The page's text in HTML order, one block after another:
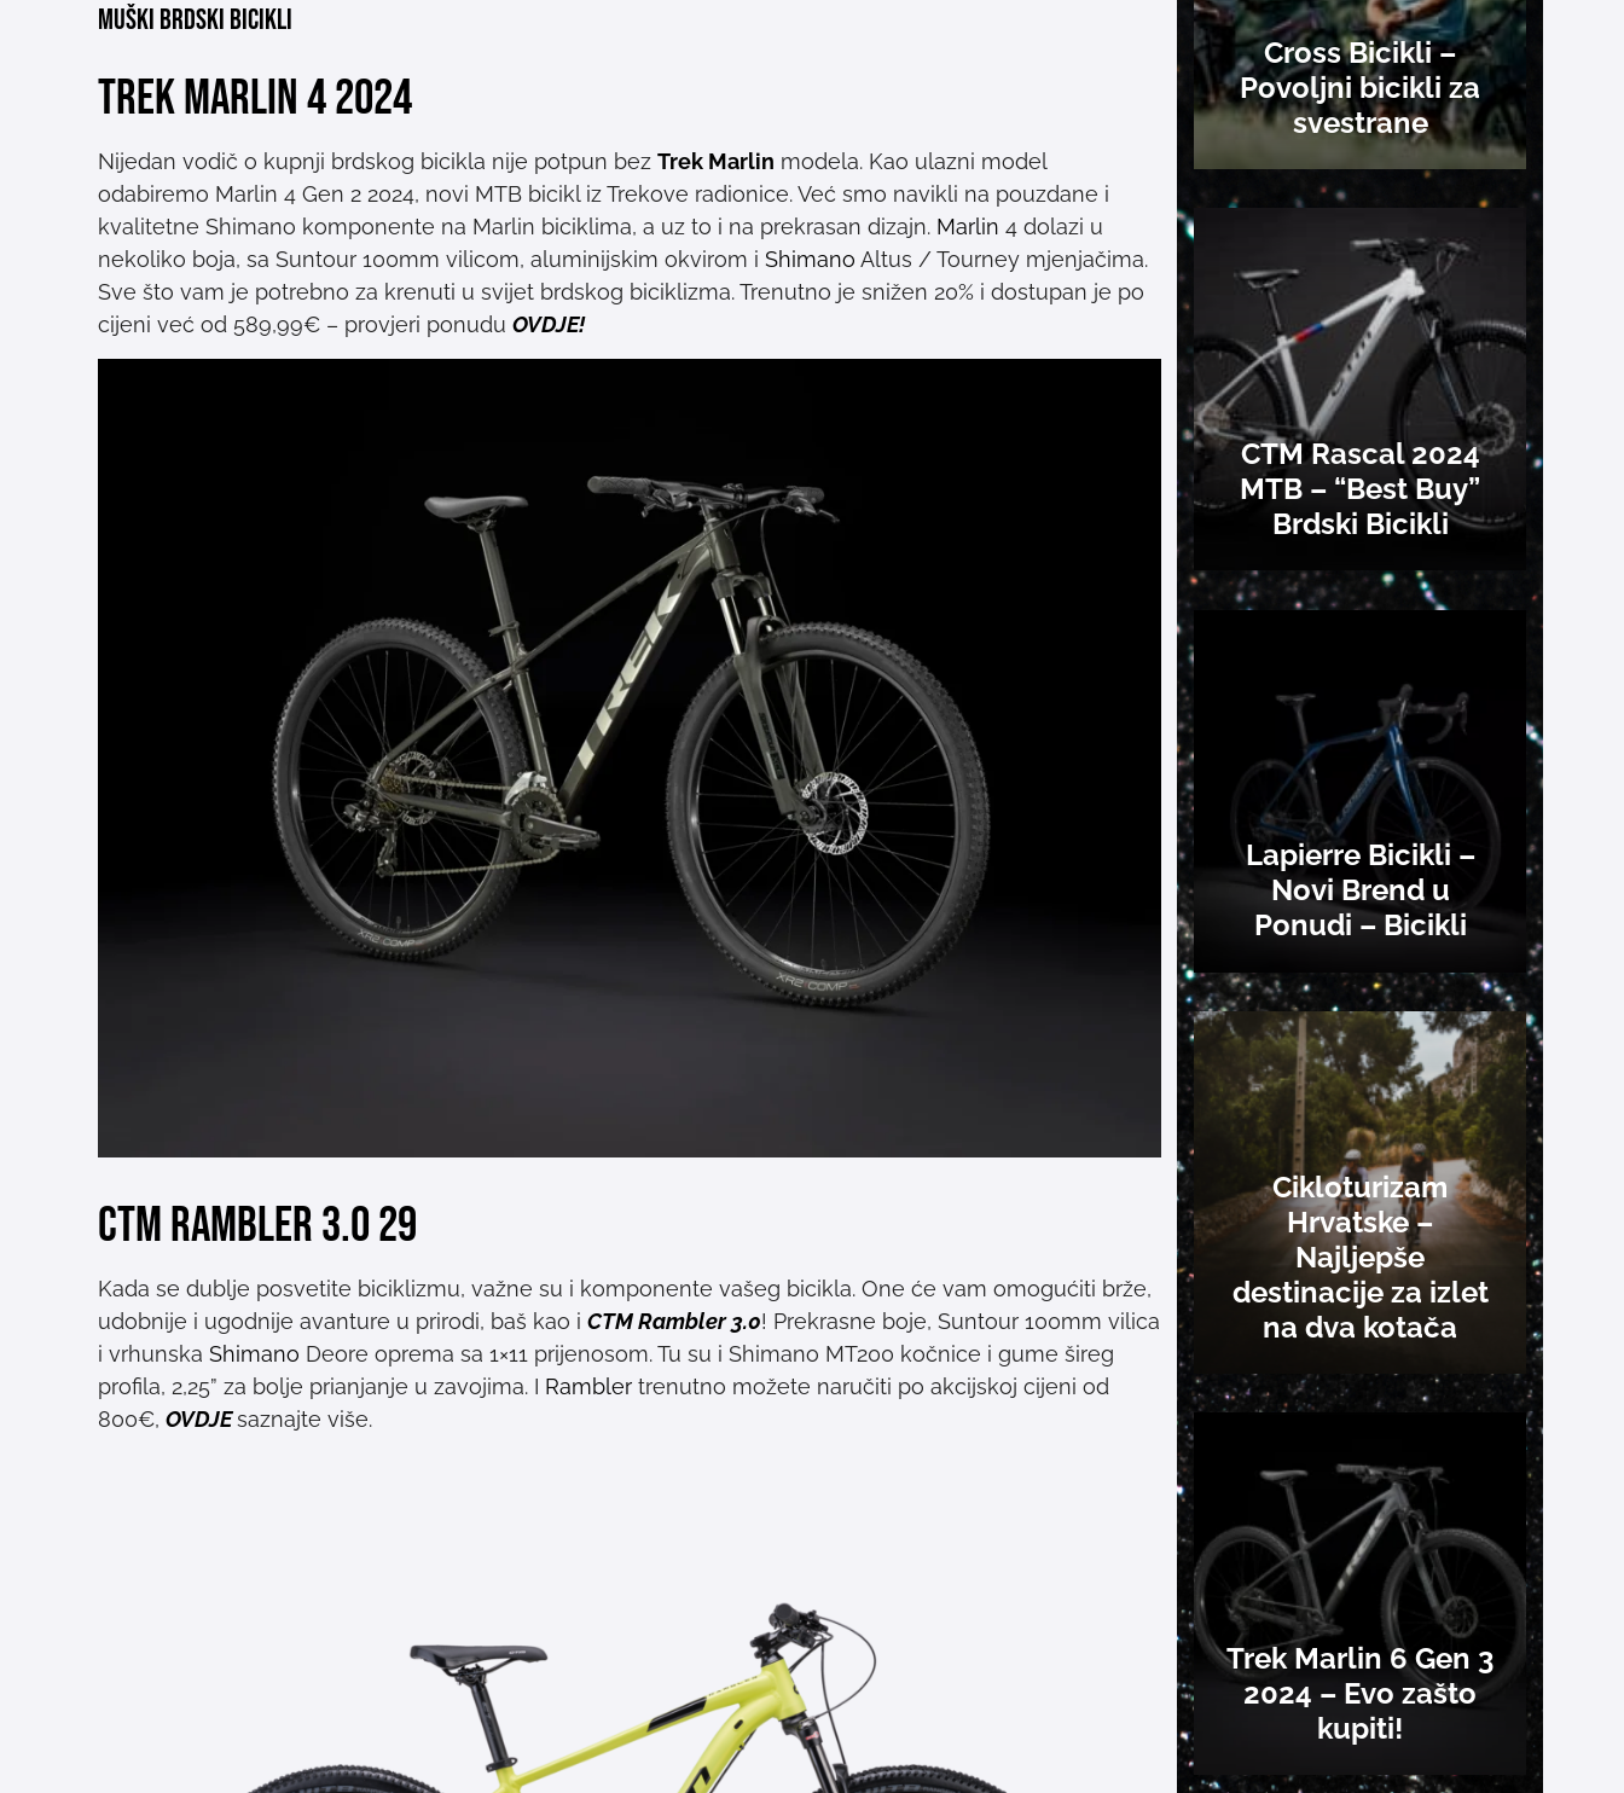
MUŠKI BRDSKI BICIKLI
Trek Marlin 4 2024
Nijedan vodič o kupnji brdskog bicikla nije potpun bez Trek Marlin modela. Kao ulazni model
odabiremo Marlin 4 Gen 2 2024, novi MTB bicikl iz Trekove radionice. Već smo navikli na pouzdane i
kvalitetne Shimano komponente na Marlin biciklima, a uz to i na prekrasan dizajn. Marlin 4 dolazi u
nekoliko boja, sa Suntour 100mm vilicom, aluminijskim okvirom i Shimano Altus / Tourney mjenjačima.
Sve što vam je potrebno za krenuti u svijet brdskog biciklizma. Trenutno je snižen 20% i dostupan je po
cijeni već od 589,99€ – provjeri ponudu OVDJE!
CTM Rambler 3.0 29
Kada se dublje posvetite biciklizmu, važne su i komponente vašeg bicikla. One će vam omogućiti brže,
udobnije i ugodnije avanture u prirodi, baš kao i CTM Rambler 3.0! Prekrasne boje, Suntour 100mm vilica
i vrhunska Shimano Deore oprema sa 1×11 prijenosom. Tu su i Shimano MT200 kočnice i gume šireg
profila, 2,25” za bolje prianjanje u zavojima. I Ramblertrenutno možete naručiti po akcijskoj cijeni od
800€, OVDJE saznajte više.
Cross Bicikli –
Povoljni bicikli za
svestrane
CTM Rascal 2024
MTB – “Best Buy”
Brdski Bicikli
Lapierre Bicikli –
Novi Brend u
Ponudi – Bicikli
Cikloturizam
Hrvatske –
Najljepše
destinacije za izlet
na dva kotača
Trek Marlin 6 Gen 3
2024 – Evo zašto
kupiti!